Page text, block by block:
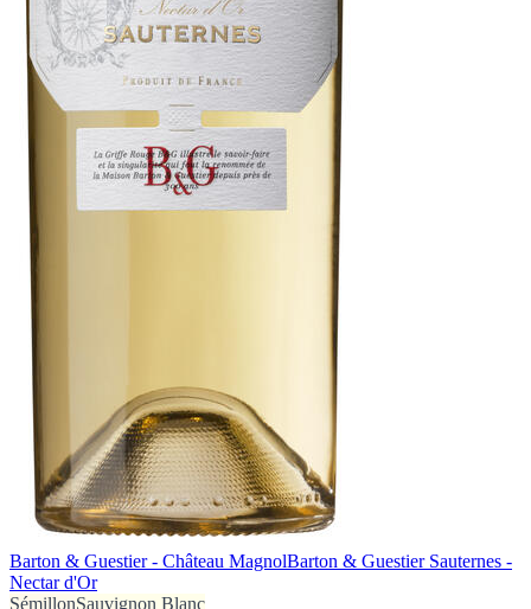
Barton & Guestier - Château MagnolBarton & Guestier Sauternes -
Nectar d'Or
SémillonSauvignon Blanc